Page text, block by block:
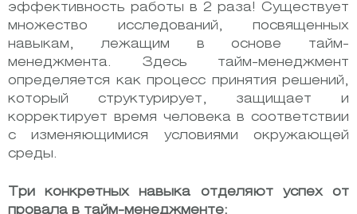
эффективность работы в 2 раза! Существует
множество исследований, посвященных
навыкам, лежащим в основе тайм-
менеджмента. Здесь тайм-менеджмент
определяется как процесс принятия решений,
который структурирует, защищает и
корректирует время человека в соответствии
с изменяющимися условиями окружающей
среды.
Три конкретных навыка отделяют успех от
провала в тайм-менеджменте: